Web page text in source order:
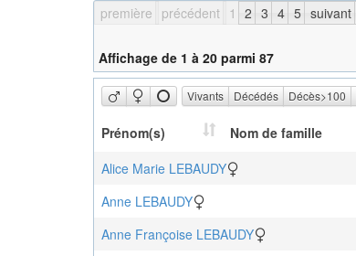
première précédent 1 2 3 4 5 suivant
Affichage de 1 à 20 parmi 87
Vivants Décédés Décès>100
Prénom(s) Nom de famille
Alice Marie LEBAUDY
Anne LEBAUDY
Anne Françoise LEBAUDY